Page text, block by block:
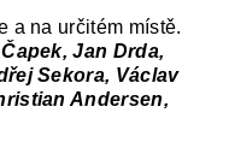
a na určitém místě.
Jan Drda,
Sekora, Václav
Andersen,